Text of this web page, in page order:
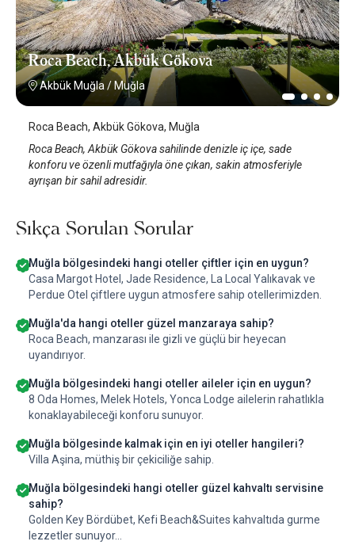
Roca Beach, Akbük Gökova
Akbük Muğla / Muğla
Roca Beach, Akbük Gökova, Muğla
Roca Beach, Akbük Gökova sahilinde denizle iç içe, sade
konforu ve özenli mutfağıyla öne çıkan, sakin atmosferiyle
ayrışan bir sahil adresidir.
Sıkça Sorulan Sorular
Muğla bölgesindeki hangi oteller çiftler için en uygun?
Casa Margot Hotel, Jade Residence, La Local Yalıkavak ve
Perdue Otel çiftlere uygun atmosfere sahip otellerimizden.
Muğla'da hangi oteller güzel manzaraya sahip?
Roca Beach, manzarası ile gizli ve güçlü bir heyecan
uyandırıyor.
Muğla bölgesindeki hangi oteller aileler için en uygun?
8 Oda Homes, Melek Hotels, Yonca Lodge ailelerin rahatlıkla
konaklayabileceği konforu sunuyor.
Muğla bölgesinde kalmak için en iyi oteller hangileri?
Villa Aşina, müthiş bir çekiciliğe sahip.
Muğla bölgesindeki hangi oteller güzel kahvaltı servisine
sahip?
Golden Key Bördübet, Kefi Beach&Suites kahvaltıda gurme
lezzetler sunuyor...